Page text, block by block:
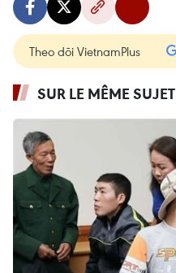
Theo dõi VietnamPlus
SUR LE MÊME SUJET